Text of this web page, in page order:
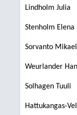
Lindholm Julia
Stenholm Elena
Sorvanto Mikael
Weurlander
Solhagen Tuuli
Hattukangas-